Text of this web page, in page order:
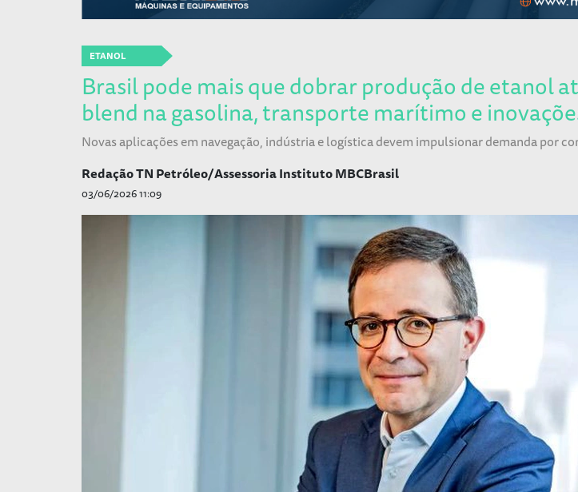
ETANOL
Brasil pode mais que dobrar produção de etanol
blend na gasolina, transporte marítimo e
Novas aplicações em navegação, indústria e logística devem impulsionar demanda por
Redação TN Petróleo/Assessoria Instituto MBCBrasil
03/06/2026 11:09